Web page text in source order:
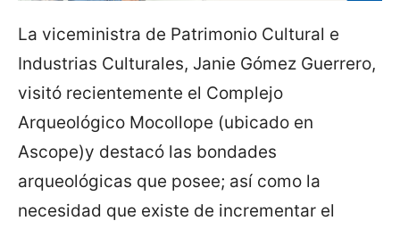
La viceministra de Patrimonio Cultural e
Industrias Culturales, Janie Gómez Guerrero,
visitó recientemente el Complejo
Arqueológico Mocollope (ubicado en
Ascope)y destacó las bondades
arqueológicas que posee; así como la
necesidad que existe de incrementar el